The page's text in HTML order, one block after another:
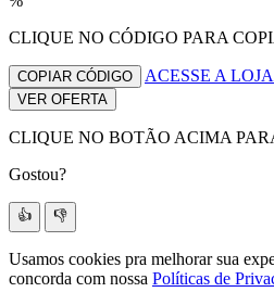
CLIQUE NO CÓDIGO PARA
COPIAR CÓDIGO ACESSE A LOJA
VER OFERTA
CLIQUE NO BOTÃO ACIMA
Gostou?
👍 👎
Usamos cookies pra melhorar sua
concorda com nossa Políticas de